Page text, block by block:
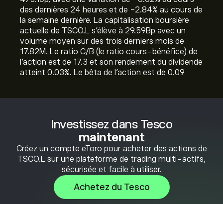
Investissez dans Tesco
maintenant
Créez un compte eToro pour acheter des actions de
TSCO.L sur une plateforme de trading multi-actifs,
sécurisée et facile à utiliser.
Achetez du Tesco
des dernières 24 heures et de ‎-2.84‎% au cours de
la semaine dernière. La capitalisation boursière
actuelle de TSCO.L s'élève à 29.59B‎p‎ avec un
volume moyen sur des trois derniers mois de
17.82M. Le ratio C/B (le ratio cours-bénéfice) de
l'action est de 17.3 et son rendement du dividende
atteint 0.03%. Le bêta de l'action est de 0.09